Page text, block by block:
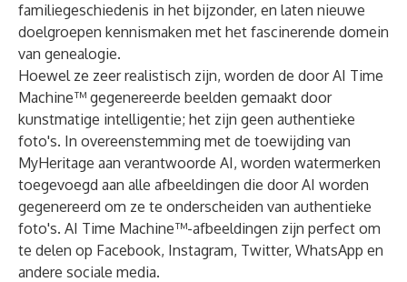
familiegeschiedenis in het bijzonder, en laten nieuwe
doelgroepen kennismaken met het fascinerende domein
van genealogie.
Hoewel ze zeer realistisch zijn, worden de door AI Time
Machine™ gegenereerde beelden gemaakt door
kunstmatige intelligentie; het zijn geen authentieke
foto's. In overeenstemming met de toewijding van
MyHeritage aan verantwoorde AI, worden watermerken
toegevoegd aan alle afbeeldingen die door AI worden
gegenereerd om ze te onderscheiden van authentieke
foto's. AI Time Machine™-afbeeldingen zijn perfect om
te delen op Facebook, Instagram, Twitter, WhatsApp en
andere sociale media.